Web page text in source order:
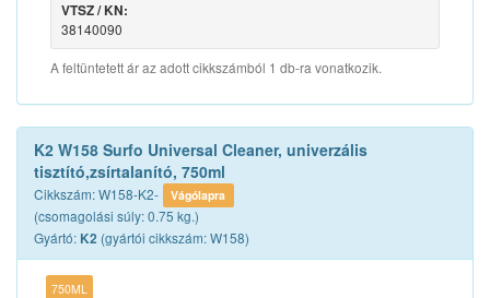
VTSZ / KN:
38140090
A feltüntetett ár az adott cikkszámból 1 db-ra vonatkozik.
K2 W158 Surfo Universal Cleaner, univerzális
tisztító,zsírtalanító, 750ml
Cikkszám: W158-K2- Vágólapra
(csomagolási súly: 0.75 kg.)
Gyártó: K2 (gyártói cikkszám: W158)
750ML